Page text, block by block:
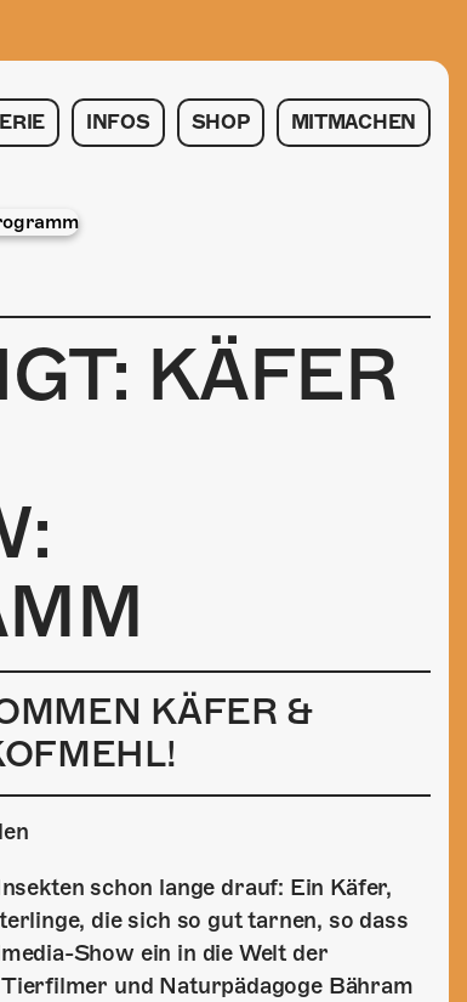
INFOS SHOP MITMACHEN
KÄFER
KÄFER &
schon lange drauf: Ein Käfer,
die sich so gut tarnen, so dass
Show ein in die Welt der
und Naturpädagoge Bähram